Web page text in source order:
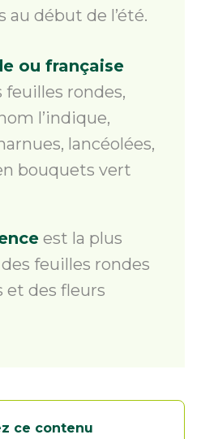
au début de l’été.
ou française
feuilles rondes,
l’indique,
lancéolées,
bouquets vert
est la plus
feuilles rondes
et des fleurs
ce contenu